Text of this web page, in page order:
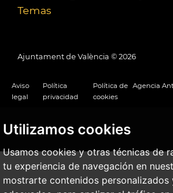
Utilizamos cookies
Usamos cookies y otras técnicas de
tu experiencia de navegación en
mostrarte contenidos personalizados
Temas
Ajuntament de València © 2026
Aviso
legal
Política
privacidad
Política de
cookies
Agencia